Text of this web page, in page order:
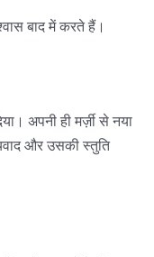
बाद में करते हैं।
अपनी ही मर्ज़ी से नया
और उसकी स्तुति